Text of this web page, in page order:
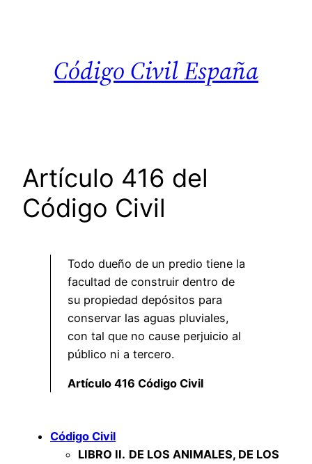
Código Civil España
Artículo 416 del
Código Civil
Todo dueño de un predio tiene la
facultad de construir dentro de
su propiedad depósitos para
conservar las aguas pluviales,
con tal que no cause perjuicio al
público ni a tercero.
Artículo 416 Código Civil
Código Civil
LIBRO II. DE LOS ANIMALES, DE LOS